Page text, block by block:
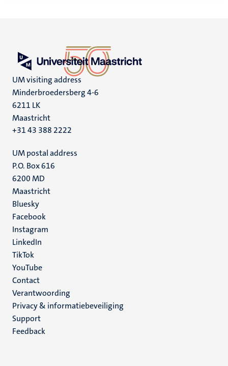
UM visiting address
Minderbroedersberg 4-6
6211 LK
Maastricht
+31 43 388 2222
UM postal address
P.O. Box 616
6200 MD
Maastricht
Social
media
Bluesky
Facebook
Instagram
LinkedIn
TikTok
YouTube
Menu
footer
(NL)
Contact
Verantwoording
Privacy & informatiebeveiliging
Support
Feedback